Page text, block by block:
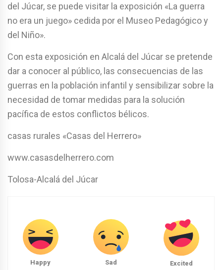
del Júcar, se puede visitar la exposición «La guerra
no era un juego» cedida por el Museo Pedagógico y
del Niño».
Con esta exposición en Alcalá del Júcar se pretende
dar a conocer al público, las consecuencias de las
guerras en la población infantil y sensibilizar sobre la
necesidad de tomar medidas para la solución
pacífica de estos conflictos bélicos.
casas rurales «Casas del Herrero»
www.casasdelherrero.com
Tolosa-Alcalá del Júcar
Happy Sad Excited